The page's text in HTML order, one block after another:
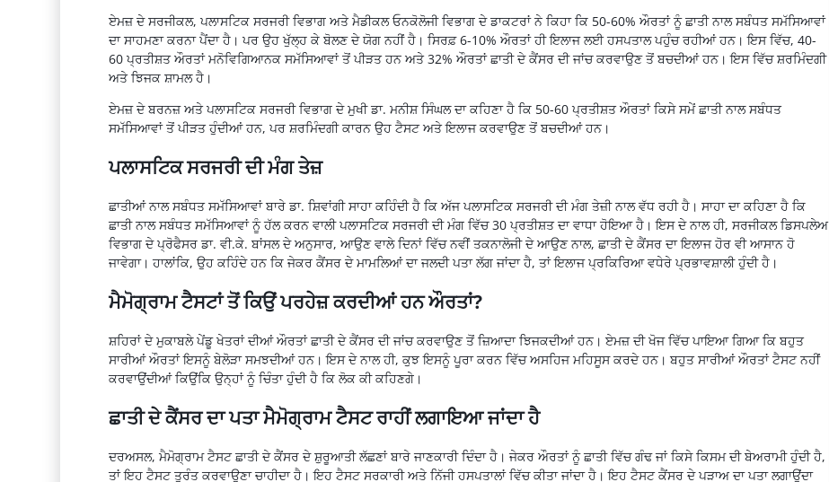
ਏਮਜ਼ ਦੇ ਸਰਜੀਕਲ, ਪਲਾਸਟਿਕ ਸਰਜਰੀ ਵਿਭਾਗ ਅਤੇ ਮੈਡੀਕਲ ਓਨਕੋਲੋਜੀ ਵਿਭਾਗ ਦੇ ਡਾਕਟਰਾਂ ਨੇ ਕਿਹਾ ਕਿ 50-60% ਔਰਤਾਂ ਨੂੰ ਛਾਤੀ ਨਾਲ ਸਬੰਧਤ ਸਮੱਸਿਆਵਾਂ
ਦਾ ਸਾਹਮਣਾ ਕਰਨਾ ਪੈਂਦਾ ਹੈ। ਪਰ ਉਹ ਖੁੱਲ੍ਹ ਕੇ ਬੋਲਣ ਦੇ ਯੋਗ ਨਹੀਂ ਹੈ। ਸਿਰਫ਼ 6-10% ਔਰਤਾਂ ਹੀ ਇਲਾਜ ਲਈ ਹਸਪਤਾਲ ਪਹੁੰਚ ਰਹੀਆਂ ਹਨ। ਇਸ ਵਿੱਚ, 40-
60 ਪ੍ਰਤੀਸ਼ਤ ਔਰਤਾਂ ਮਨੋਵਿਗਿਆਨਕ ਸਮੱਸਿਆਵਾਂ ਤੋਂ ਪੀੜਤ ਹਨ ਅਤੇ 32% ਔਰਤਾਂ ਛਾਤੀ ਦੇ ਕੈਂਸਰ ਦੀ ਜਾਂਚ ਕਰਵਾਉਣ ਤੋਂ ਬਚਦੀਆਂ ਹਨ। ਇਸ ਵਿੱਚ ਸ਼ਰਮਿੰਦਗੀ
ਅਤੇ ਝਿਜਕ ਸ਼ਾਮਲ ਹੈ।
ਏਮਜ਼ ਦੇ ਬਰਨਜ਼ ਅਤੇ ਪਲਾਸਟਿਕ ਸਰਜਰੀ ਵਿਭਾਗ ਦੇ ਮੁਖੀ ਡਾ. ਮਨੀਸ਼ ਸਿੰਘਲ ਦਾ ਕਹਿਣਾ ਹੈ ਕਿ 50-60 ਪ੍ਰਤੀਸ਼ਤ ਔਰਤਾਂ ਕਿਸੇ ਸਮੇਂ ਛਾਤੀ ਨਾਲ ਸਬੰਧਤ
ਸਮੱਸਿਆਵਾਂ ਤੋਂ ਪੀੜਤ ਹੁੰਦੀਆਂ ਹਨ, ਪਰ ਸ਼ਰਮਿੰਦਗੀ ਕਾਰਨ ਉਹ ਟੈਸਟ ਅਤੇ ਇਲਾਜ ਕਰਵਾਉਣ ਤੋਂ ਬਚਦੀਆਂ ਹਨ।
ਪਲਾਸਟਿਕ ਸਰਜਰੀ ਦੀ ਮੰਗ ਤੇਜ਼
ਛਾਤੀਆਂ ਨਾਲ ਸਬੰਧਤ ਸਮੱਸਿਆਵਾਂ ਬਾਰੇ ਡਾ. ਸ਼ਿਵਾਂਗੀ ਸਾਹਾ ਕਹਿੰਦੀ ਹੈ ਕਿ ਅੱਜ ਪਲਾਸਟਿਕ ਸਰਜਰੀ ਦੀ ਮੰਗ ਤੇਜ਼ੀ ਨਾਲ ਵੱਧ ਰਹੀ ਹੈ। ਸਾਹਾ ਦਾ ਕਹਿਣਾ ਹੈ ਕਿ
ਛਾਤੀ ਨਾਲ ਸਬੰਧਤ ਸਮੱਸਿਆਵਾਂ ਨੂੰ ਹੱਲ ਕਰਨ ਵਾਲੀ ਪਲਾਸਟਿਕ ਸਰਜਰੀ ਦੀ ਮੰਗ ਵਿੱਚ 30 ਪ੍ਰਤੀਸ਼ਤ ਦਾ ਵਾਧਾ ਹੋਇਆ ਹੈ। ਇਸ ਦੇ ਨਾਲ ਹੀ, ਸਰਜੀਕਲ ਡਿਸਪਲੇਅ
ਵਿਭਾਗ ਦੇ ਪ੍ਰੋਫੈਸਰ ਡਾ. ਵੀ.ਕੇ. ਬਾਂਸਲ ਦੇ ਅਨੁਸਾਰ, ਆਉਣ ਵਾਲੇ ਦਿਨਾਂ ਵਿੱਚ ਨਵੀਂ ਤਕਨਾਲੋਜੀ ਦੇ ਆਉਣ ਨਾਲ, ਛਾਤੀ ਦੇ ਕੈਂਸਰ ਦਾ ਇਲਾਜ ਹੋਰ ਵੀ ਆਸਾਨ ਹੋ
ਜਾਵੇਗਾ। ਹਾਲਾਂਕਿ, ਉਹ ਕਹਿੰਦੇ ਹਨ ਕਿ ਜੇਕਰ ਕੈਂਸਰ ਦੇ ਮਾਮਲਿਆਂ ਦਾ ਜਲਦੀ ਪਤਾ ਲੱਗ ਜਾਂਦਾ ਹੈ, ਤਾਂ ਇਲਾਜ ਪ੍ਰਕਿਰਿਆ ਵਧੇਰੇ ਪ੍ਰਭਾਵਸ਼ਾਲੀ ਹੁੰਦੀ ਹੈ।
ਮੈਮੋਗ੍ਰਾਮ ਟੈਸਟਾਂ ਤੋਂ ਕਿਉਂ ਪਰਹੇਜ਼ ਕਰਦੀਆਂ ਹਨ ਔਰਤਾਂ?
ਸ਼ਹਿਰਾਂ ਦੇ ਮੁਕਾਬਲੇ ਪੇਂਡੂ ਖੇਤਰਾਂ ਦੀਆਂ ਔਰਤਾਂ ਛਾਤੀ ਦੇ ਕੈਂਸਰ ਦੀ ਜਾਂਚ ਕਰਵਾਉਣ ਤੋਂ ਜ਼ਿਆਦਾ ਝਿਜਕਦੀਆਂ ਹਨ। ਏਮਜ਼ ਦੀ ਖੋਜ ਵਿੱਚ ਪਾਇਆ ਗਿਆ ਕਿ ਬਹੁਤ
ਸਾਰੀਆਂ ਔਰਤਾਂ ਇਸਨੂੰ ਬੇਲੋੜਾ ਸਮਝਦੀਆਂ ਹਨ। ਇਸ ਦੇ ਨਾਲ ਹੀ, ਕੁਝ ਇਸਨੂੰ ਪੂਰਾ ਕਰਨ ਵਿੱਚ ਅਸਹਿਜ ਮਹਿਸੂਸ ਕਰਦੇ ਹਨ। ਬਹੁਤ ਸਾਰੀਆਂ ਔਰਤਾਂ ਟੈਸਟ ਨਹੀਂ
ਕਰਵਾਉਂਦੀਆਂ ਕਿਉਂਕਿ ਉਨ੍ਹਾਂ ਨੂੰ ਚਿੰਤਾ ਹੁੰਦੀ ਹੈ ਕਿ ਲੋਕ ਕੀ ਕਹਿਣਗੇ।
ਛਾਤੀ ਦੇ ਕੈਂਸਰ ਦਾ ਪਤਾ ਮੈਮੋਗ੍ਰਾਮ ਟੈਸਟ ਰਾਹੀਂ ਲਗਾਇਆ ਜਾਂਦਾ ਹੈ
ਦਰਅਸਲ, ਮੈਮੋਗ੍ਰਾਮ ਟੈਸਟ ਛਾਤੀ ਦੇ ਕੈਂਸਰ ਦੇ ਸ਼ੁਰੂਆਤੀ ਲੱਛਣਾਂ ਬਾਰੇ ਜਾਣਕਾਰੀ ਦਿੰਦਾ ਹੈ। ਜੇਕਰ ਔਰਤਾਂ ਨੂੰ ਛਾਤੀ ਵਿੱਚ ਗੰਢ ਜਾਂ ਕਿਸੇ ਕਿਸਮ ਦੀ ਬੇਅਰਾਮੀ ਹੁੰਦੀ ਹੈ,
ਤਾਂ ਇਹ ਟੈਸਟ ਤੁਰੰਤ ਕਰਵਾਉਣਾ ਚਾਹੀਦਾ ਹੈ। ਇਹ ਟੈਸਟ ਸਰਕਾਰੀ ਅਤੇ ਨਿੱਜੀ ਹਸਪਤਾਲਾਂ ਵਿੱਚ ਕੀਤਾ ਜਾਂਦਾ ਹੈ। ਇਹ ਟੈਸਟ ਕੈਂਸਰ ਦੇ ਪੜਾਅ ਦਾ ਪਤਾ ਲਗਾਉਂਦਾ